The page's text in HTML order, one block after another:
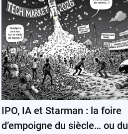
IPO, IA et Starman : la foire
d’empoigne du siècle… ou du